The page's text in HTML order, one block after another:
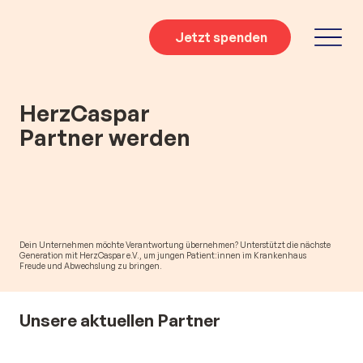
Jetzt spenden
HerzCaspar
Partner werden
Dein Unternehmen möchte Verantwortung übernehmen? Unterstützt die nächste
Generation mit HerzCaspar e.V., um jungen Patient:innen im Krankenhaus
Freude und Abwechslung zu bringen.
Unsere aktuellen Partner